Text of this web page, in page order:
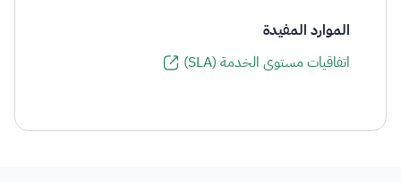
الموارد المفيدة
اتفاقيات مستوى الخدمة (SLA)